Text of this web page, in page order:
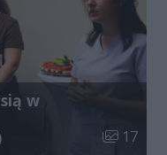
w
Liczba
17